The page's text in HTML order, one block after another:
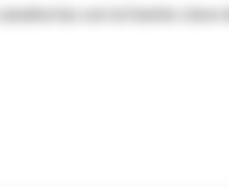
son la fuente clave